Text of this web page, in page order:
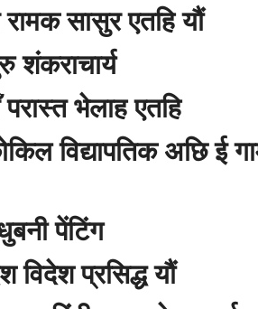
सासुर एतहि यौं
शंकराचार्य
परास्त भेलाह एतहि
विद्यापतिक अछि ई
पेंटिंग
विदेश प्रसिद्ध यौं